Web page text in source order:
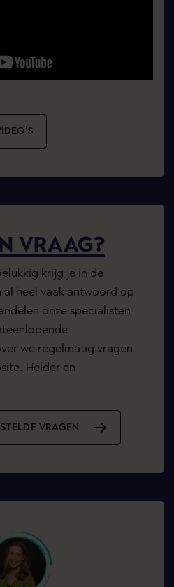
VRAAG?
krijg je in de
al heel vaak antwoord op
onze specialisten
we regelmatig vragen
Helder en
VRAGEN